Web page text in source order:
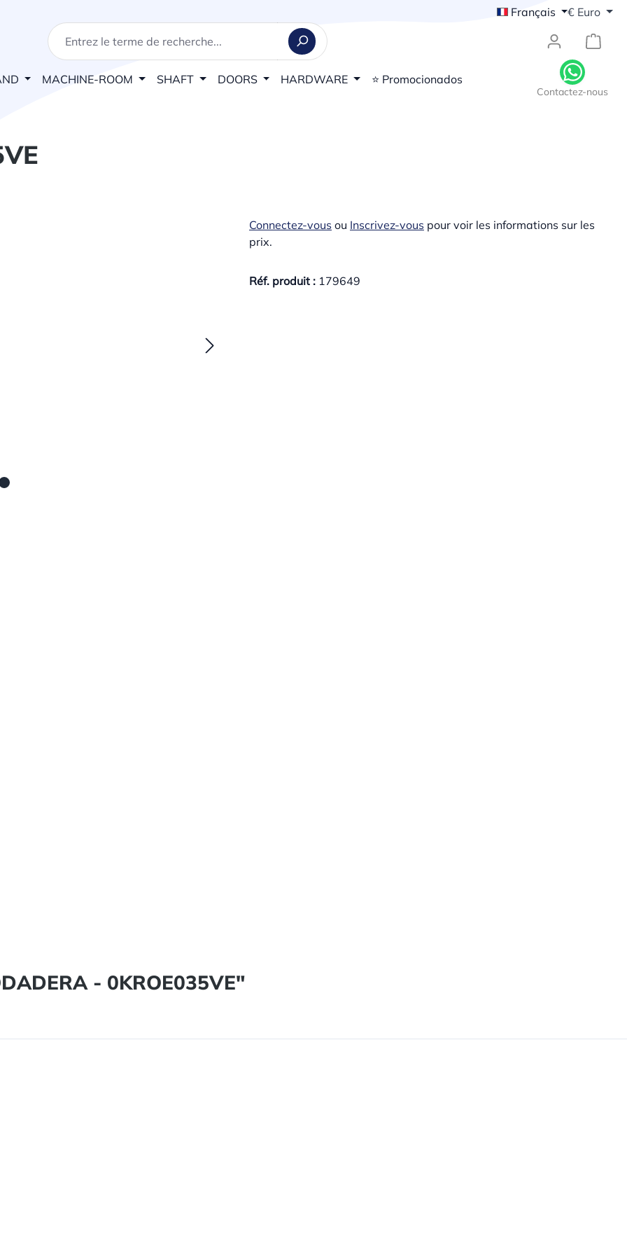
Français € Euro
MACHINE-ROOM SHAFT DOORS HARDWARE ⭐ Promocionados
Connectez-vous ou Inscrivez-vous pour voir les informations sur les
prix.
Réf. produit : 179649
- 0KROE035VE"
Contactez-nous